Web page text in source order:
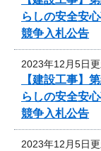
らしの安全安
競争入札公告
2023年12月5日
【建設工事
らしの安全安
競争入札公告
2023年12月5日